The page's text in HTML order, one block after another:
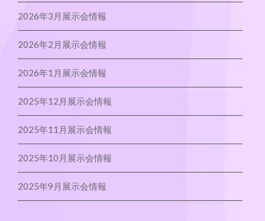
2026年3月展示会情報
2026年2月展示会情報
2026年1月展示会情報
2025年12月展示会情報
2025年11月展示会情報
2025年10月展示会情報
2025年9月展示会情報